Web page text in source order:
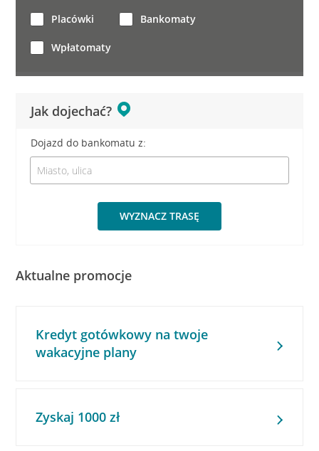
Jak dojechać?
Dojazd do bankomatu z:
WYZNACZ TRASĘ
Placówki Bankomaty
Wpłatomaty
Aktualne promocje
Kredyt gotówkowy na twoje
wakacyjne plany
Zyskaj 1000 zł